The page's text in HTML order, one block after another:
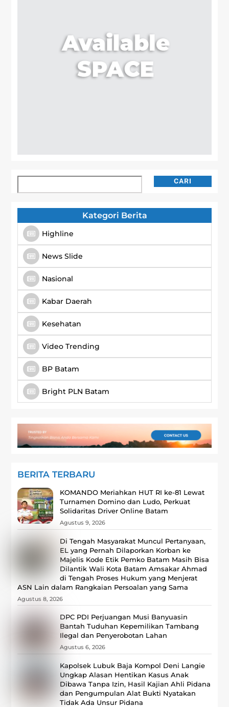
Cari CARI
Kategori Berita
Highline
News Slide
Nasional
Kabar Daerah
Kesehatan
Video Trending
BP Batam
Bright PLN Batam
BERITA TERBARU
KOMANDO Meriahkan HUT RI ke-81 Lewat
Turnamen Domino dan Ludo, Perkuat
Solidaritas Driver Online Batam
Agustus 9, 2026
Di Tengah Masyarakat Muncul Pertanyaan,
EL yang Pernah Dilaporkan Korban ke
Majelis Kode Etik Pemko Batam Masih Bisa
Dilantik Wali Kota Batam Amsakar Ahmad
di Tengah Proses Hukum yang Menjerat
ASN Lain dalam Rangkaian Persoalan yang Sama
Agustus 8, 2026
DPC PDI Perjuangan Musi Banyuasin
Bantah Tuduhan Kepemilikan Tambang
Ilegal dan Penyerobotan Lahan
Agustus 6, 2026
Kapolsek Lubuk Baja Kompol Deni Langie
Ungkap Alasan Hentikan Kasus Anak
Dibawa Tanpa Izin, Hasil Kajian Ahli Pidana
dan Pengumpulan Alat Bukti Nyatakan
Tidak Ada Unsur Pidana